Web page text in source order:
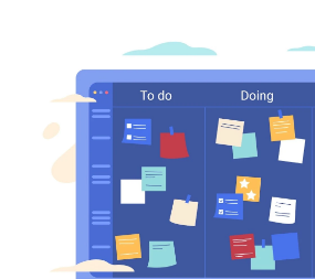
자주 묻는 질문
결론: 무료 칸반 보드로 워크플로
관련 읽기